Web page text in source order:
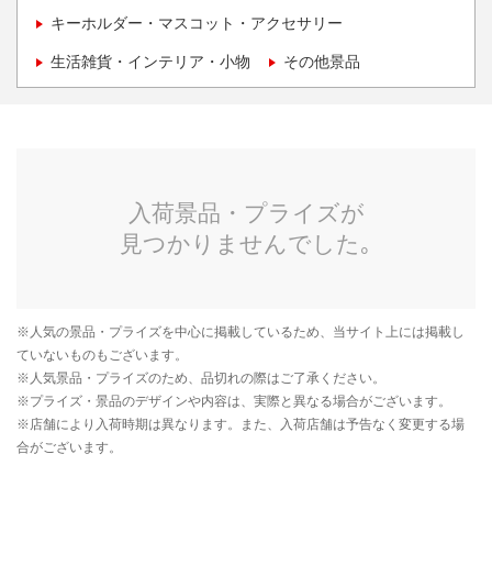
キーホルダー・マスコット・アクセサリー
生活雑貨・インテリア・小物 その他景品